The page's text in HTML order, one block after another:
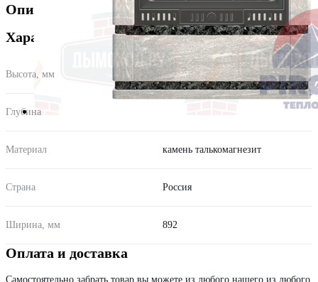
Описание
Характеристики
Высота, мм 1480
Глубина
Материал камень талькомагнезит
Страна Россия
Ширина, мм 892
Оплата и доставка
Самостоятельно забрать товар вы можете из любого нашего из любого